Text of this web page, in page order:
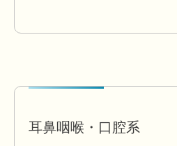
耳鼻咽喉・口腔系